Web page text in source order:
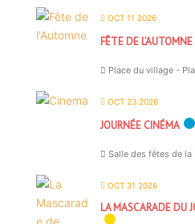
OCT 11 2026
FÊTE DE
Place du village -
OCT 23 2026
JOURNÉE CINÉMA
Salle des fêtes de la
OCT 31 2026
LA MASCARADE DU